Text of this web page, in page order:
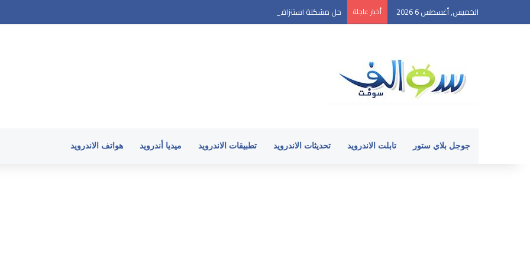
الخميس, أغسطس 6 2026 أخبار عاجلة حل مشكلة استنزاف بطارية الأندرويد وارتفاع حرارة الهاتف في 2026
جوجل بلاي ستور تابلت الاندرويد تحديثات الاندرويد تطبيقات الاندرويد ميديا أندرويد هواتف الاندرويد